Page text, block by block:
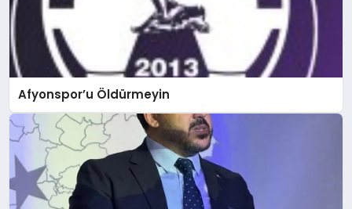
Afyonspor’u Öldürmeyin